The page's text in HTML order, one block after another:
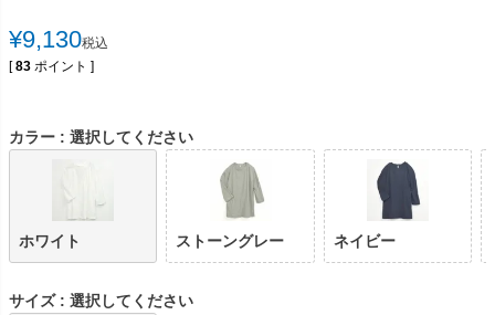
¥9,130税込
[ 83 ポイント ]
カラー 選択してください
ホワイト ストーングレー ネイビー
サイズ
選択してください